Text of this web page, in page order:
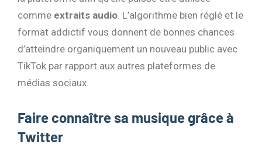
comme extraits audio . L’algorithme bien réglé et le
format addictif vous donnent de bonnes chances
d’atteindre organiquement un nouveau public avec
TikTok par rapport aux autres plateformes de
médias sociaux.
Faire connaître sa musique grâce à
Twitter